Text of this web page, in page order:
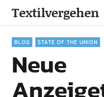
Textilvergehen
BLOG STATE OF THE UNION
Neue